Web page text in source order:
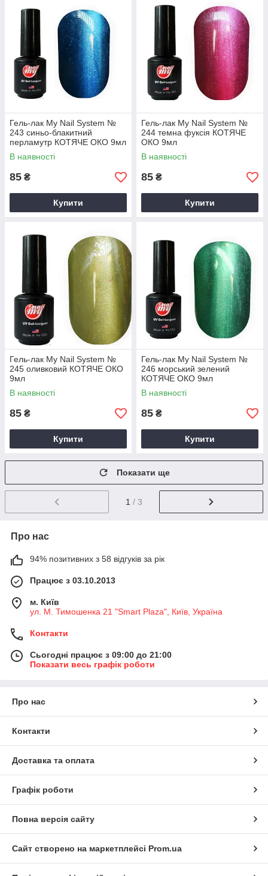
Гель-лак My Nail System №
243 синьо-блакитний
перламутр КОТЯЧЕ ОКО 9мл
В наявності
85 ₴
Купити
Гель-лак My Nail System №
244 темна фуксія КОТЯЧЕ
ОКО 9мл
В наявності
85 ₴
Купити
Гель-лак My Nail System №
245 оливковий КОТЯЧЕ ОКО
9мл
В наявності
85 ₴
Купити
Гель-лак My Nail System №
246 морський зелений
КОТЯЧЕ ОКО 9мл
В наявності
85 ₴
Купити
Показати ще
1 / 3
Про нас
94% позитивних з 58 відгуків за рік
Працює з 03.10.2013
м. Київ
ул. М. Тимошенка 21 "Smart Plaza", Київ, Україна
Контакти
Сьогодні працює з 09:00 до 21:00
Показати весь графік роботи
Про нас
Контакти
Доставка та оплата
Графік роботи
Повна версія сайту
Сайт створено на маркетплейсі Prom.ua